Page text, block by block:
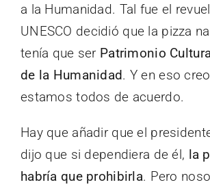
a la Humanidad. Tal fue el
UNESCO decidió que la pizza
tenía que ser Patrimonio
de la Humanidad. Y en eso
estamos todos de acuerdo.
Hay que añadir que el
dijo que si dependiera de él, la
habría que prohibirla. Pero